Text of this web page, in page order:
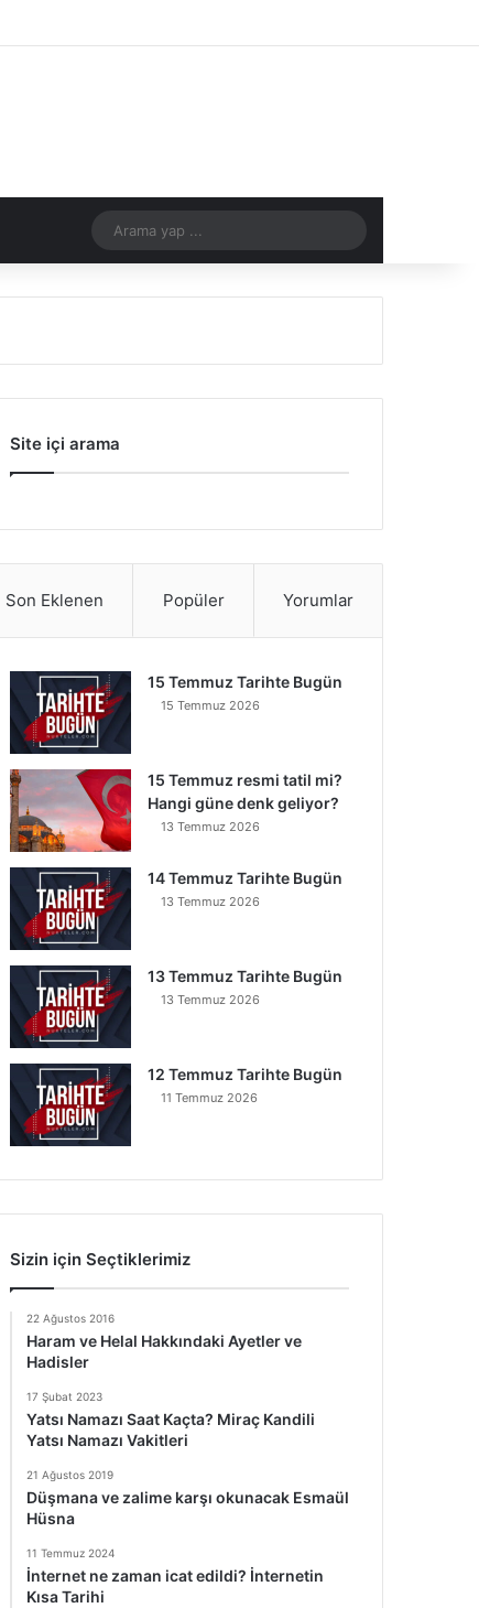
yap
Site içi arama
Son Eklenen Popüler Yorumlar
15 Temmuz Tarihte Bugün
15 Temmuz 2026
15 Temmuz resmi tatil mi?
Hangi güne denk geliyor?
13 Temmuz 2026
14 Temmuz Tarihte Bugün
13 Temmuz 2026
13 Temmuz Tarihte Bugün
13 Temmuz 2026
12 Temmuz Tarihte Bugün
11 Temmuz 2026
Sizin için Seçtiklerimiz
22 Ağustos 2016
Haram ve Helal Hakkındaki Ayetler ve
Hadisler
17 Şubat 2023
Yatsı Namazı Saat Kaçta? Miraç Kandili
Yatsı Namazı Vakitleri
21 Ağustos 2019
Düşmana ve zalime karşı okunacak Esmaül
Hüsna
11 Temmuz 2024
İnternet ne zaman icat edildi? İnternetin
Kısa Tarihi